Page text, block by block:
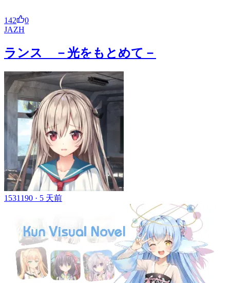
142
0
JAZH
ランス －光をもとめて－
1531190 · 5 天前